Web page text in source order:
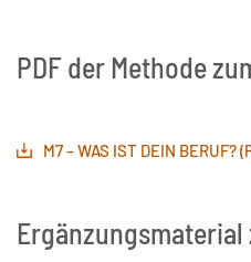
PDF der Methode
M7 – WAS IST DEIN BERUF?
Ergänzungsmaterial